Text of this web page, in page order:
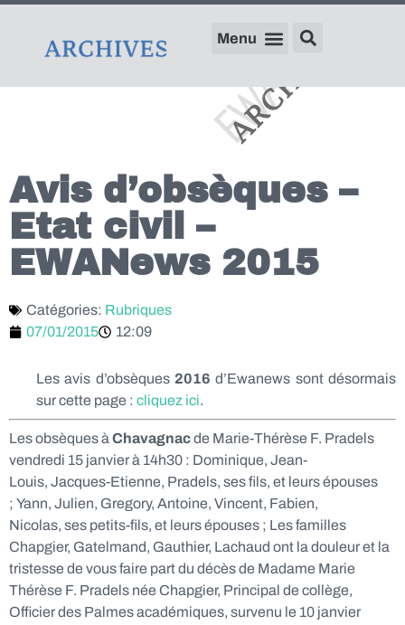
Avis d’obsèques –
Etat civil –
EWANews 2015
Catégories: Rubriques
07/01/2015
12:09
Les avis d’obsèques 2016 d’Ewanews sont désormais
sur cette page : cliquez ici.
Les obsèques à Chavagnacde Marie-Thérèse F. Pradels
vendredi 15 janvier à 14h30 : Dominique, Jean-
Louis, Jacques-Etienne, Pradels, ses fils, et leurs épouses
; Yann, Julien, Gregory, Antoine, Vincent, Fabien,
Nicolas, ses petits-fils, et leurs épouses ; Les familles
Chapgier, Gatelmand, Gauthier, Lachaud ont la douleur et la
tristesse de vous faire part du décès de Madame Marie
Thérèse F. Pradels née Chapgier, Principal de collège,
Officier des Palmes académiques, survenu le 10 janvier